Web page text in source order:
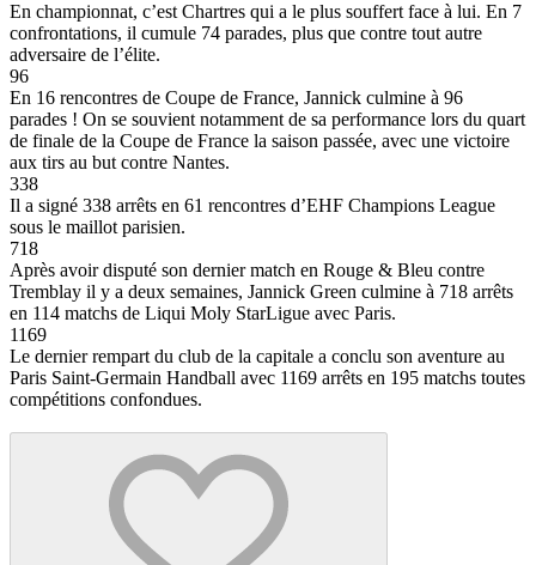
En championnat, c’est Chartres qui a le plus souffert face à lui. En 7
confrontations, il cumule 74 parades, plus que contre tout autre
adversaire de l’élite.
96
En 16 rencontres de Coupe de France, Jannick culmine à 96
parades ! On se souvient notamment de sa performance lors du quart
de finale de la Coupe de France la saison passée, avec une victoire
aux tirs au but contre Nantes.
338
Il a signé 338 arrêts en 61 rencontres d’EHF Champions League
sous le maillot parisien.
718
Après avoir disputé son dernier match en Rouge & Bleu contre
Tremblay il y a deux semaines, Jannick Green culmine à 718 arrêts
en 114 matchs de Liqui Moly StarLigue avec Paris.
1169
Le dernier rempart du club de la capitale a conclu son aventure au
Paris Saint-Germain Handball avec 1169 arrêts en 195 matchs toutes
compétitions confondues.